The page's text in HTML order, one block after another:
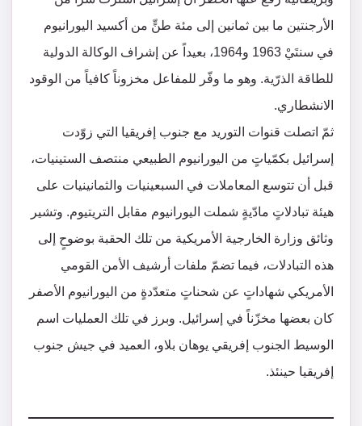
الأرجنتين ما بين ثمانين إلى مئة طنٍّ من أكسيد اليورانيوم
في سنتَيْ 1963 و1964، بعيداً عن إشراف الوكالة الدولية
للطاقة الذرّية. وهو ما وفّر للمفاعل مخزوناً كافياً من الوقود
الانشطاري.
ثمّ اتصلت قنوات التوريد مع جنوب إفريقيا التي زوّدت
إسرائيل بكمّياتٍ من اليورانيوم الطبيعي منتصف الستينيات،
قبل أن تتوسع المعاملات في السبعينيات والثمانينيات على
هيئة تبادلاتٍ مادّيةٍ شملت اليورانيوم مقابل التريتيوم. وتشير
وثائق وزارة الخارجية الأمريكية من تلك الحقبة بوضوحٍ إلى
هذه التبادلات، فيما تضمّ ملفات أرشيف الأمن القومي
الأمريكي شهاداتٍ عن شحناتٍ متعدّدةٍ من اليورانيوم الأصفر
كان بعضها مخزّناً في إسرائيل. وبرز في تلك العمليات اسم
الوسيط الجنوب إفريقي يوهان بلاو، العميد في جيش جنوب
إفريقيا حينئذ.